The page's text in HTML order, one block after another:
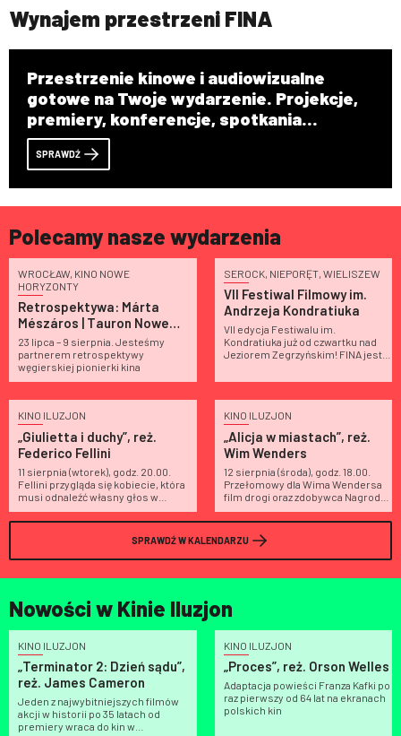
Wynajem przestrzeni FINA
Przestrzenie kinowe i audiowizualne
gotowe na Twoje wydarzenie. Projekcje,
premiery, konferencje, spotkania
firmowe
SPRAWDŹ
Polecamy nasze wydarzenia
SPRAWDŹ W KALENDARZU
WROCŁAW, KINO NOWE
HORYZONTY
Retrospektywa: Márta
Mészáros | Tauron Nowe
Horyzonty 2026
23 lipca – 9 sierpnia. Jesteśmy
partnerem retrospektywy
węgierskiej pionierki kina
SEROCK, NIEPORĘT, WIELISZEW
VII Festiwal Filmowy im.
Andrzeja Kondratiuka
VII edycja Festiwalu im.
Kondratiuka już od czwartku nad
Jeziorem Zegrzyńskim! FINA jest
KINO ILUZJON
„Giulietta i duchy”, reż.
Federico Fellini
11 sierpnia (wtorek), godz. 20.00.
Fellini przygląda się kobiecie, która
musi odnaleźć własny głos w
oczekiwań
KINO ILUZJON
„Alicja w miastach”, reż.
Wim Wenders
12 sierpnia (środa), godz. 18.00.
Przełomowy dla Wima Wendersa
film drogi oraz zdobywca Nagrody
Nowości w Kinie Iluzjon
KINO ILUZJON
„Terminator 2: Dzień sądu”,
reż. James Cameron
Jeden z najwybitniejszych filmów
akcji w historii po 35 latach od
premiery wraca do kin w
KINO ILUZJON
„Proces”, reż. Orson Welles
Adaptacja powieści Franza Kafki po
raz pierwszy od 64 lat na ekranach
polskich kin